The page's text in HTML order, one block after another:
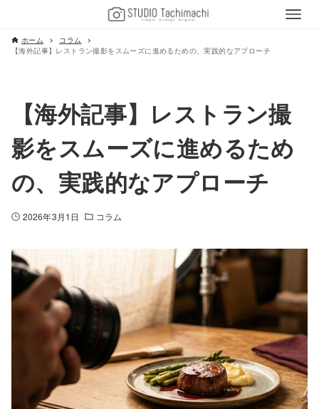
ホーム
コラム
【海外記事】レストラン撮影をスムーズに進めるための、実践的なアプローチ
【海外記事】レストラン撮
影をスムーズに進めるため
の、実践的なアプローチ
2026年3月1日 コラム